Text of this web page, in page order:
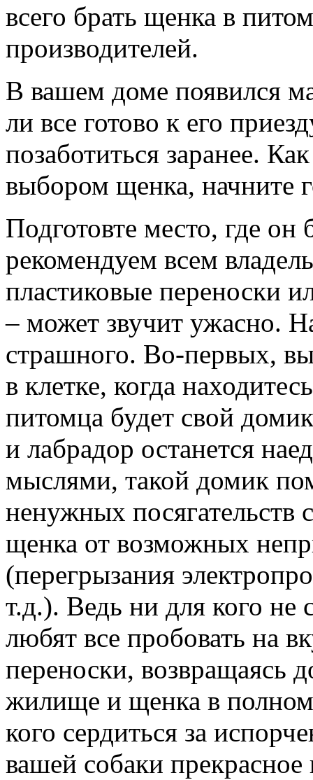
всего брать щенка в
производителей.
В вашем доме появился
ли все готово к его
позаботиться заранее.
выбором щенка, начните
Подготовте место, где
рекомендуем всем
пластиковые переноски
– может звучит ужасно.
страшного. Во-первых,
в клетке, когда
питомца будет свой
и лабрадор останется
мыслями, такой домик
ненужных
щенка от возможных
(перегрызания
т.д.). Ведь ни для кого не
любят все пробовать на
переноски, возвращаясь
жилище и щенка в
кого сердиться за
вашей собаки прекрасное